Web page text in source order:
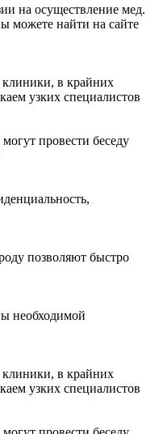
на осуществление мед.
можете найти на сайте
клиники, в крайних
узких специалистов
провести беседу
позволяют быстро
необходимой
клиники, в крайних
узких специалистов